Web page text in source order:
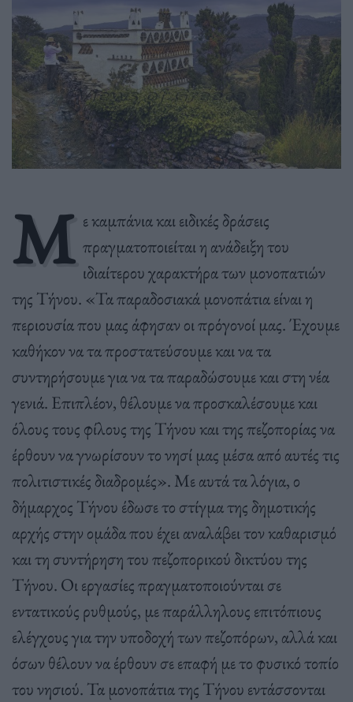
Μ ε καμπάνια και ειδικές δράσεις
πραγματοποιείται η ανάδειξη του
ιδιαίτερου χαρακτήρα των μονοπατιών
της Τήνου. «Τα παραδοσιακά μονοπάτια είναι η
περιουσία που μας άφησαν οι πρόγονοί μας. Έχουμε
καθήκον να τα προστατεύσουμε και να τα
συντηρήσουμε για να τα παραδώσουμε και στη νέα
γενιά. Επιπλέον, θέλουμε να προσκαλέσουμε και
όλους τους φίλους της Τήνου και της πεζοπορίας να
έρθουν να γνωρίσουν το νησί μας μέσα από αυτές τις
πολιτιστικές διαδρομές». Με αυτά τα λόγια, ο
δήμαρχος Τήνου έδωσε το στίγμα της δημοτικής
αρχής στην ομάδα που έχει αναλάβει τον καθαρισμό
και τη συντήρηση του πεζοπορικού δικτύου της
Τήνου. Οι εργασίες πραγματοποιούνται σε
εντατικούς ρυθμούς, με παράλληλους επιτόπιους
ελέγχους για την υποδοχή των πεζοπόρων, αλλά και
όσων θέλουν να έρθουν σε επαφή με το φυσικό τοπίο
του νησιού. Τα μονοπάτια της Τήνου εντάσσονται